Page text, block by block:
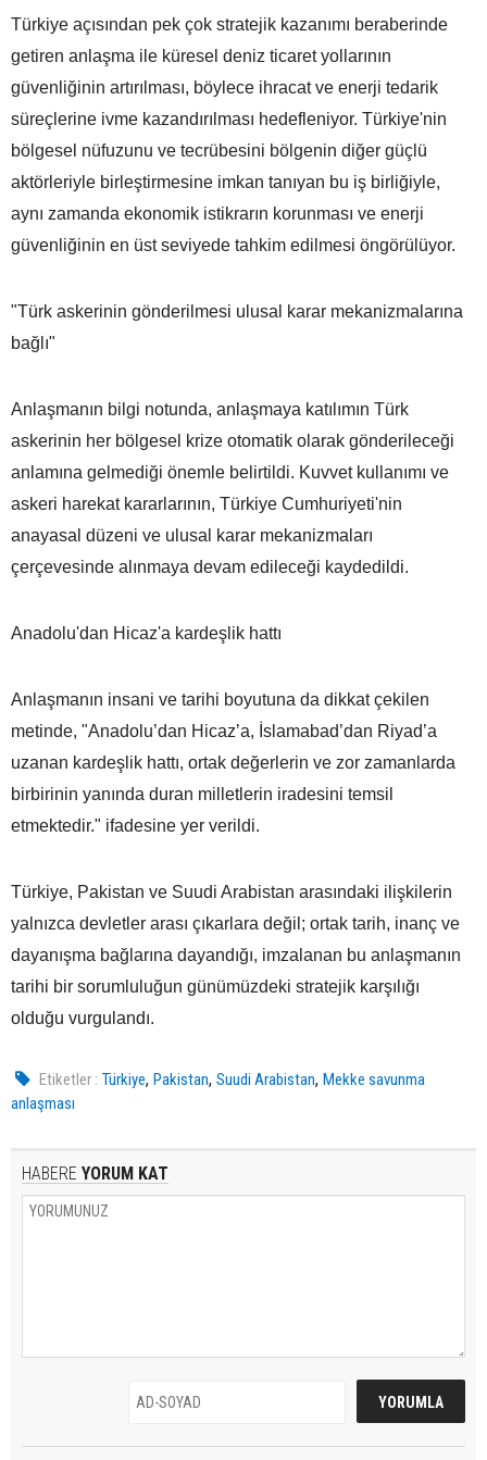
Türkiye açısından pek çok stratejik kazanımı beraberinde
getiren anlaşma ile küresel deniz ticaret yollarının
güvenliğinin artırılması, böylece ihracat ve enerji tedarik
süreçlerine ivme kazandırılması hedefleniyor. Türkiye'nin
bölgesel nüfuzunu ve tecrübesini bölgenin diğer güçlü
aktörleriyle birleştirmesine imkan tanıyan bu iş birliğiyle,
aynı zamanda ekonomik istikrarın korunması ve enerji
güvenliğinin en üst seviyede tahkim edilmesi öngörülüyor.
"Türk askerinin gönderilmesi ulusal karar mekanizmalarına
bağlı"
Anlaşmanın bilgi notunda, anlaşmaya katılımın Türk
askerinin her bölgesel krize otomatik olarak gönderileceği
anlamına gelmediği önemle belirtildi. Kuvvet kullanımı ve
askeri harekat kararlarının, Türkiye Cumhuriyeti'nin
anayasal düzeni ve ulusal karar mekanizmaları
çerçevesinde alınmaya devam edileceği kaydedildi.
Anadolu'dan Hicaz'a kardeşlik hattı
Anlaşmanın insani ve tarihi boyutuna da dikkat çekilen
metinde, "Anadolu’dan Hicaz’a, İslamabad’dan Riyad’a
uzanan kardeşlik hattı, ortak değerlerin ve zor zamanlarda
birbirinin yanında duran milletlerin iradesini temsil
etmektedir." ifadesine yer verildi.
Türkiye, Pakistan ve Suudi Arabistan arasındaki ilişkilerin
yalnızca devletler arası çıkarlara değil; ortak tarih, inanç ve
dayanışma bağlarına dayandığı, imzalanan bu anlaşmanın
tarihi bir sorumluluğun günümüzdeki stratejik karşılığı
olduğu vurgulandı.
Etiketler : Türkiye,Pakistan,Suudi Arabistan,Mekke savunma
anlaşması
HABERE YORUM KAT